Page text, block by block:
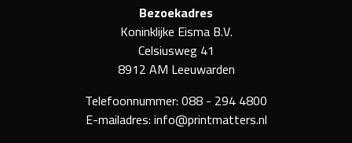
Bezoekadres
Koninklijke Eisma B.V.
Celsiusweg 41
8912 AM Leeuwarden
Telefoonnummer:088 - 294 4800
E-mailadres:info@printmatters.nl